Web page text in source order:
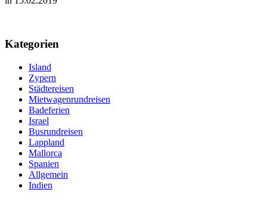
Kategorien
Island
Zypern
Städtereisen
Mietwagenrundreisen
Badeferien
Israel
Busrundreisen
Lappland
Mallorca
Spanien
Allgemein
Indien